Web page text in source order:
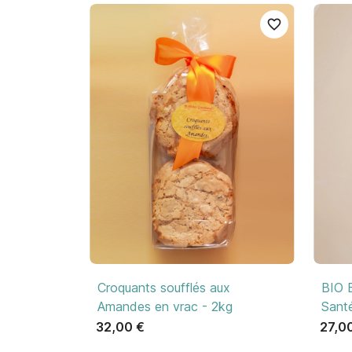
Aperçu rapide
favorite_border
Croquants soufflés aux
Amandes en vrac - 2kg
32,00 €
BIO